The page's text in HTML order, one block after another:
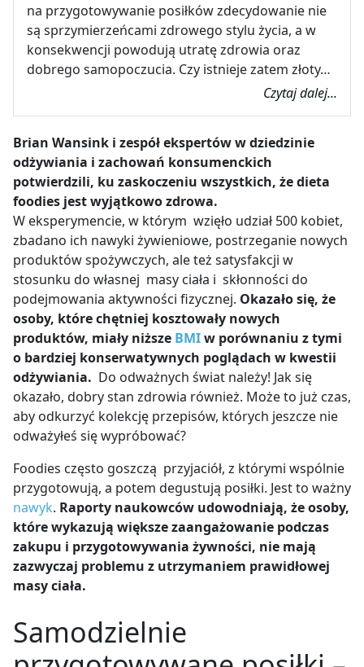
na przygotowywanie posiłków zdecydowanie nie
są sprzymierzeńcami zdrowego stylu życia, a w
konsekwencji powodują utratę zdrowia oraz
dobrego samopoczucia. Czy istnieje zatem złoty…
Czytaj dalej...
Brian Wansink i zespół ekspertów w dziedzinie
odżywiania i zachowań konsumenckich
potwierdzili, ku zaskoczeniu wszystkich, że dieta
foodies jest wyjątkowo zdrowa.
W eksperymencie, w którym wzięło udział 500 kobiet,
zbadano ich nawyki żywieniowe, postrzeganie nowych
produktów spożywczych, ale też satysfakcji w
stosunku do własnej masy ciała i skłonności do
podejmowania aktywności fizycznej. Okazało się, że
osoby, które chętniej kosztowały nowych
produktów, miały niższe BMIw porównaniu z tymi
o bardziej konserwatywnych poglądach w kwestii
odżywiania. Do odważnych świat należy! Jak się
okazało, dobry stan zdrowia również. Może to już czas,
aby odkurzyć kolekcję przepisów, których jeszcze nie
odważyłeś się wypróbować?
Foodies często goszczą przyjaciół, z którymi wspólnie
przygotowują, a potem degustują posiłki. Jest to ważny
nawyk. Raporty naukowców udowodniają, że osoby,
które wykazują większe zaangażowanie podczas
zakupu i przygotowywania żywności, nie mają
zazwyczaj problemu z utrzymaniem prawidłowej
masy ciała.
Samodzielnie